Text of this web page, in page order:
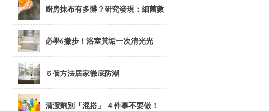
廚房抹布有多髒？研究發現：細菌數
會隨「這類食物」的消費頻率而增加
必學6撇步！浴室黃垢一次清光光
５個方法居家徹底防潮
清潔劑別「混搭」 ４件事不要做！